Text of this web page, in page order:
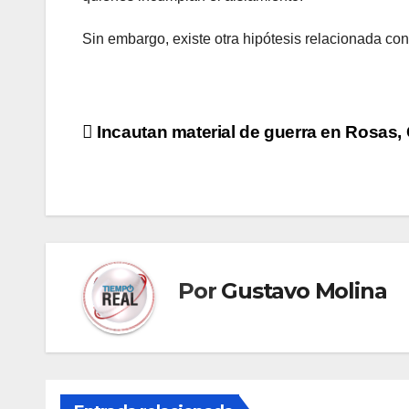
Sin embargo, existe otra hipótesis relacionada
Navegación
entradas
Incautan material de guerra en Rosas,
Por Gustavo Molina